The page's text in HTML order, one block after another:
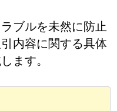
ブルを未然に防止
内容に関する具体
ます。